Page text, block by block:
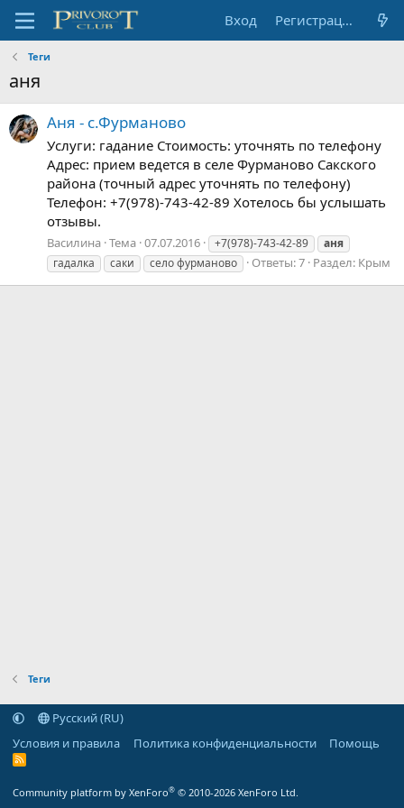
Вход Регистрация
Теги
аня
Аня - с.Фурманово
Услуги: гадание Стоимость: уточнять по телефону
Адрес: прием ведется в селе Фурманово Сакского
района (точный адрес уточнять по телефону)
Телефон: +7(978)-743-42-89 Хотелось бы услышать
отзывы.
Василина Тема 07.07.2016 +7(978)-743-42-89
аня
гадалка
саки село фурманово Ответы: 7 Раздел: Крым
Теги
Русский (RU)
Условия и правила
Политика конфиденциальности Помощь
R
Community platform by XenForo® © 2010-2026 XenForo Ltd.